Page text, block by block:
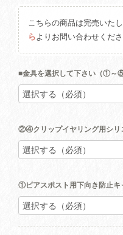
こちらの商品は完売いた
らよりお問い合わせくださ
■金具を選択して下さい（①～⑤
②④クリップイヤリング用シリ
①ピアスポスト用下向き防止キ